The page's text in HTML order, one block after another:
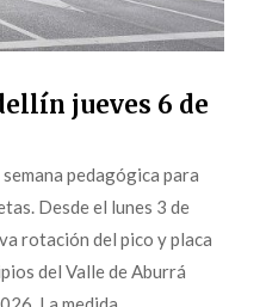
jueves 6 de
pedagógica para
Desde el lunes 3 de
rotación del pico y placa
del Valle de Aburrá